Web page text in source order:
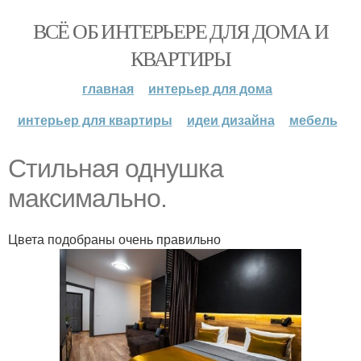
ВСЁ ОБ ИНТЕРЬЕРЕ ДЛЯ ДОМА И
КВАРТИРЫ
главная
интерьер для дома
интерьер для квартиры
идеи дизайна мебель
Стильная однушка
максимально.
Цвета подобраны очень правильно